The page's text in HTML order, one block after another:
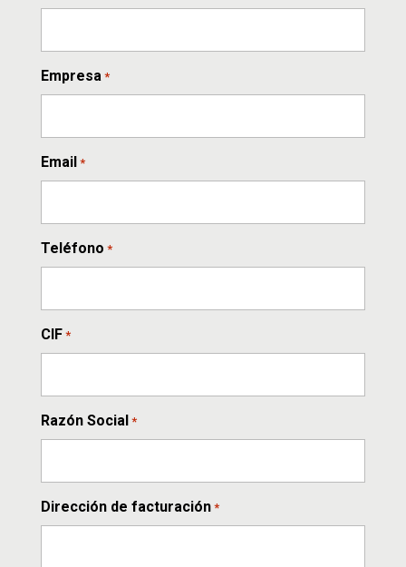
Empresa *
Email *
Teléfono *
CIF *
Razón Social *
Dirección de facturación *